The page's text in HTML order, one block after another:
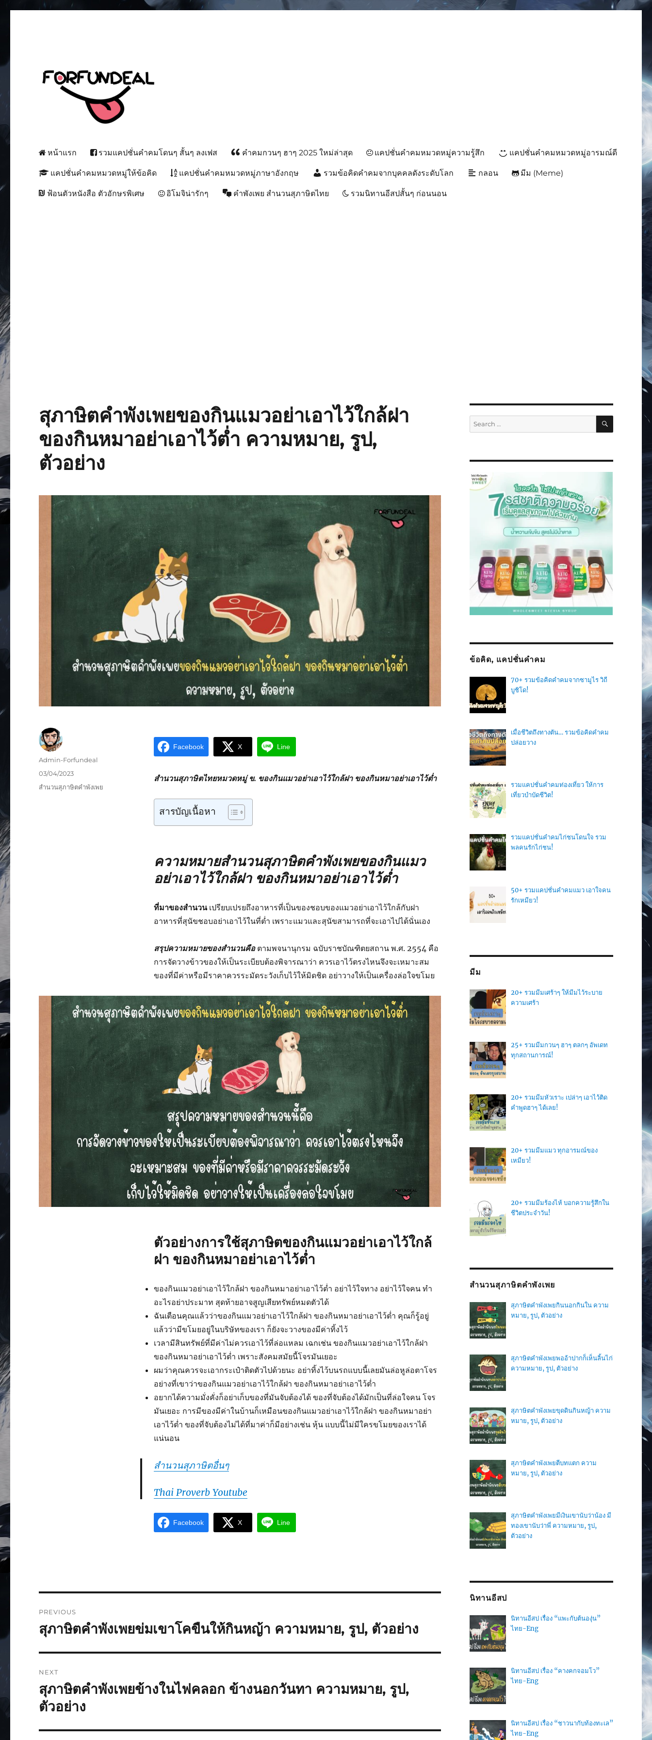
forfundeal | รวมแคปชั่นคำคม, คำพังเพยสำนวนสุภาษิต, กลอน, มีมโดนๆ 2025 ฮาๆ
หน้าแรก รวมแคปชั่นคำคมโดนๆ สั้นๆ ลงเฟส คำคมกวนๆ ฮาๆ 2025 ใหม่ล่าสุด แคปชั่นคำคมหมวดหมู่ความรู้สึก แคปชั่นคำคมหมวดหมู่อารมณ์ดี
แคปชั่นคำคมหมวดหมู่ให้ข้อคิด แคปชั่นคำคมหมวดหมู่ภาษาอังกฤษ รวมข้อคิดคำคมจากบุคคลดังระดับโลก กลอน มีม (Meme)
ฟ้อนตัวหนังสือ ตัวอักษรพิเศษ อิโมจิน่ารักๆ คำพังเพย สำนวนสุภาษิตไทย รวมนิทานอีสปสั้นๆ ก่อนนอน
สุภาษิตคำพังเพยของกินแมวอย่าเอาไว้ใกล้ฝา
ของกินหมาอย่าเอาไว้ต่ำ ความหมาย, รูป,
ตัวอย่าง
Facebook X Line
สำนวนสุภาษิตไทยหมวดหมู่ ข. ของกินแมวอย่าเอาไว้ใกล้ฝา ของกินหมาอย่าเอาไว้ต่ำ
สารบัญเนื้อหา
ความหมายสำนวนสุภาษิตคำพังเพยของกินแมว
อย่าเอาไว้ใกล้ฝา ของกินหมาอย่าเอาไว้ต่ำ
ที่มาของสำนวนเปรียบเปรยถึงอาหารที่เป็นของชอบของแมวอย่าเอาไว้ใกล้กับฝา
อาหารที่สุนัขชอบอย่าเอาไว้ในที่ต่ำ เพราะแมวและสุนัขสามารถที่จะเอาไปได้นั่นเอง
สรุปความหมายของสำนวนคือตามพจนานุกรม ฉบับราชบัณฑิตยสถาน พ.ศ. 2554 คือ
การจัดวางข้าวของให้เป็นระเบียบต้องพิจารณาว่า ควรเอาไว้ตรงไหนจึงจะเหมาะสม
ของที่มีค่าหรือมีราคาควรระมัดระวังเก็บไว้ให้มิดชิด อย่าวางให้เป็นเครื่องล่อใจขโมย
ตัวอย่างการใช้สุภาษิตของกินแมวอย่าเอาไว้ใกล้
ฝา ของกินหมาอย่าเอาไว้ต่ำ
ของกินแมวอย่าเอาไว้ใกล้ฝา ของกินหมาอย่าเอาไว้ต่ำ อย่าไว้ใจทาง อย่าไว้ใจคน ทำ
อะไรอย่าประมาท สุดท้ายอาจสูญเสียทรัพย์หมดตัวได้
ฉันเตือนคุณแล้วว่าของกินแมวอย่าเอาไว้ใกล้ฝา ของกินหมาอย่าเอาไว้ต่ำ คุณก็รู้อยู่
แล้วว่ามีขโมยอยู่ในบริษัทของเรา ก็ยังจะวางของมีค่าทิ้งไว้
เวลามีสินทรัพย์ที่มีค่าไม่ควรเอาไว้ที่ล่อแหลม เฉกเช่น ของกินแมวอย่าเอาไว้ใกล้ฝา
ของกินหมาอย่าเอาไว้ต่ำ เพราะสังคมสมัยนี้โจรมันเยอะ
ผมว่าคุณควรจะเอากระเป๋าติดตัวไปด้วยนะ อย่าทิ้งไว้บนรถแบบนี้เลยมันล่อหูล่อตาโจร
อย่างที่เขาว่าของกินแมวอย่าเอาไว้ใกล้ฝา ของกินหมาอย่าเอาไว้ต่ำ
อยากได้ความมั่งคั่งก็อย่าเก็บของที่มันจับต้องได้ ของที่จับต้องได้มักเป็นที่ล่อใจคน โจร
มันเยอะ การมีของมีค่าในบ้านก็เหมือนของกินแมวอย่าเอาไว้ใกล้ฝา ของกินหมาอย่า
เอาไว้ต่ำ ของที่จับต้องไม่ได้ที่มาค่าก็มีอย่างเช่น หุ้น แบบนี้ไม่มีใครขโมยของเราได้
แน่นอน
สำนวนสุภาษิตอื่นๆ
Thai Proverb Youtube
Facebook X Line
Admin-Forfundeal
03/04/2023
สำนวนสุภาษิตคำพังเพย
PREVIOUS
สุภาษิตคำพังเพยข่มเขาโคขืนให้กินหญ้า ความหมาย, รูป, ตัวอย่าง
NEXT
สุภาษิตคำพังเพยข้างในไฟคลอก ข้างนอกวันทา ความหมาย, รูป,
ตัวอย่าง
ข้อคิด, แคปชั่นคำคม
70+ รวมข้อคิดคำคมจากซามูไร วิถี
บูชิโด!
เมื่อชีวิตถึงทางตัน… รวมข้อคิดคำคม
ปล่อยวาง
รวมแคปชั่นคำคมท่องเที่ยว ให้การ
เที่ยวบำบัดชีวิต!
รวมแคปชั่นคำคมไก่ชนโดนใจ รวม
พลคนรักไก่ชน!
50+ รวมแคปชั่นคำคมแมว เอาใจคน
รักเหมียว!
มีม
20+ รวมมีมเศร้าๆ ให้มีมไว้ระบาย
ความเศร้า
25+ รวมมีมกวนๆ ฮาๆ ตลกๆ อัพเดท
ทุกสถานการณ์!
20+ รวมมีมหัวเราะ เปล่าๆ เอาไว้ติด
คำพูดฮาๆ ได้เลย!
20+ รวมมีมแมว ทุกอารมณ์ของ
เหมียว!
20+ รวมมีมร้องไห้ บอกความรู้สึกใน
ชีวิตประจำวัน!
สำนวนสุภาษิตคำพังเพย
สุภาษิตคำพังเพยกินนอกกินใน ความ
หมาย, รูป, ตัวอย่าง
สุภาษิตคำพังเพยพออ้าปากก็เห็นลิ้นไก่
ความหมาย, รูป, ตัวอย่าง
สุภาษิตคำพังเพยขุดดินกินหญ้า ความ
หมาย, รูป, ตัวอย่าง
สุภาษิตคำพังเพยตีบทแตก ความ
หมาย, รูป, ตัวอย่าง
สุภาษิตคำพังเพยมีเงินเขานับว่าน้อง มี
ทองเขานับว่าพี่ ความหมาย, รูป,
ตัวอย่าง
นิทานอีสป
นิทานอีสป เรื่อง “แพะกับต้นองุ่น”
ไทย-Eng
นิทานอีสป เรื่อง “คางคกจอมโว”
ไทย-Eng
นิทานอีสป เรื่อง “ชาวนากับท้องทะเล”
ไทย-Eng